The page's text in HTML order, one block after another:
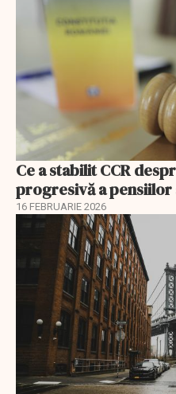
Ce a stabilit CCR
progresivă a pensiilor
16 FEBRUARIE 2026